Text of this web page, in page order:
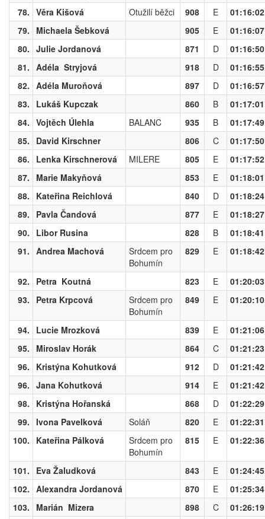
78. Věra Kišová Otužilí běžci 908 E
01:16:02
79.
Michaela Šebková 905 E
01:16:07
80. Julie Jordanová 871 D
01:16:50
81. Adéla Stryjová 918 D
01:16:55
82. Adéla Muroňová 897 D
01:16:57
83.
Lukáš Kupczak 860 B
01:17:01
84. Vojtěch Úlehla BALANC 935 B
01:17:49
85.
David Kirschner 806 C
01:17:50
86.
Lenka Kirschnerová MILERE 805 E
01:17:52
87.
Marie Makyňová 853 E
01:18:01
88.
Kateřina Reichlová 840 D
01:18:24
89.
Pavla Čandová 877 E
01:18:27
90.
Libor Rusina 828 B
01:18:41
91. Andrea Machová
Srdcem pro
Bohumín
829 E 01:18:42
92. Petra Koutná 823 E
01:20:03
93.
Petra Krpcová
Srdcem pro
Bohumín
849 E 01:20:10
94. Lucie Mrozková 839 E
01:21:06
95.
Miroslav Horák 864 C
01:21:23
96.
Kristýna Kohutková 912 D
01:21:42
96. Jana Kohutková 914 E
01:21:42
98.
Kristýna Hořanská 868 D
01:22:29
99. Ivona Pavelková Soláň 820 E
01:22:31
100.
Kateřina Pálková
Srdcem pro
Bohumín
815 E 01:22:36
101. Eva Žaludková 843 E
01:24:45
102. Alexandra Jordanová 870 E
01:25:34
103.
Marián Mizera 898 C
01:26:19